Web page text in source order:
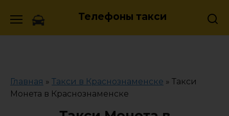
Телефоны такси
Главная » Такси в Краснознаменске » Такси
Монета в Краснознаменске